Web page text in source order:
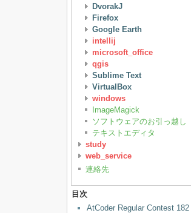
DvorakJ
Firefox
Google Earth
intellij
microsoft_office
qgis
Sublime Text
VirtualBox
windows
ImageMagick
ソフトウェアのお引っ越し
テキストエディタ
study
web_service
連絡先
目次
AtCoder Regular Contest